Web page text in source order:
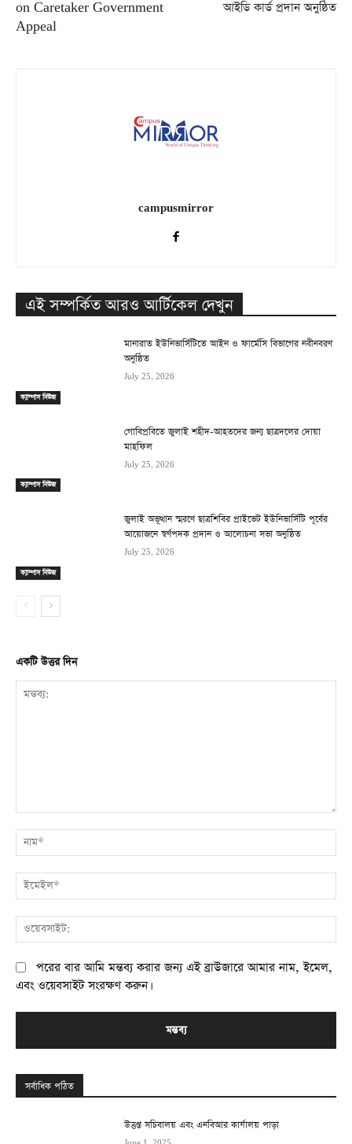
on Caretaker Government
Appeal
আইডি কার্ড প্রদান অনুষ্ঠিত
campusmirror
এই সম্পর্কিত আরও আর্টিকেল দেখুন
ক্যাম্পাস নিউজ
মানারাত ইউনিভার্সিটিতে আইন ও ফার্মেসি বিভাগের নবীনবরণ
অনুষ্ঠিত
July 25, 2026
ক্যাম্পাস নিউজ
গোবিপ্রবিতে জুলাই শহীদ-আহতদের জন্য ছাত্রদলের দোয়া
মাহফিল
July 25, 2026
ক্যাম্পাস নিউজ
জুলাই অভূত্থান স্মরণে ছাত্রশিবির প্রাইভেট ইউনিভার্সিটি পূর্বের
আয়োজনে স্বর্ণপদক প্রদান ও আলোচনা সভা অনুষ্ঠিত
July 25, 2026
একটি উত্তর দিন
মন্তব্য:
পরের বার আমি মন্তব্য করার জন্য এই ব্রাউজারে আমার নাম, ইমেল,
এবং ওয়েবসাইট সংরক্ষণ করুন।
সর্বাধিক পঠিত
উত্তপ্ত সচিবালয় এবং এনবিআর কার্যালয় পাড়া